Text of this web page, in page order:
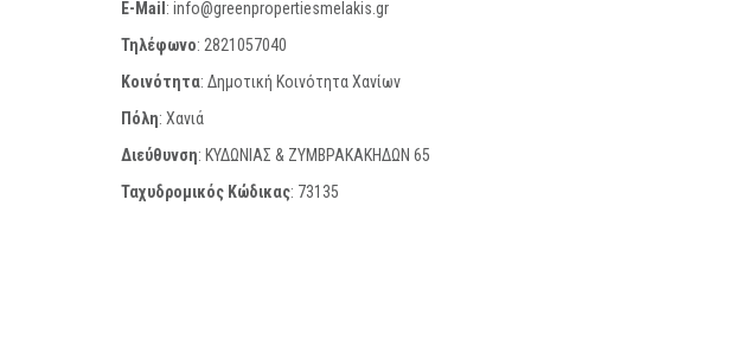
E-Mail : info@greenpropertiesmelakis.gr
Τηλέφωνο: 2821057040
Κοινότητα: Δημοτική Κοινότητα Χανίων
Πόλη: Χανιά
Διεύθυνση: ΚΥΔΩΝΙΑΣ & ΖΥΜΒΡΑΚΑΚΗΔΩΝ 65
Ταχυδρομικός Κώδικας: 73135